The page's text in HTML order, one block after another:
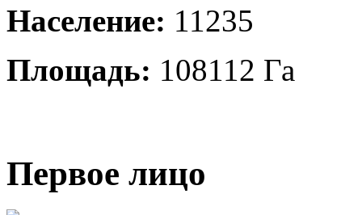
Население: 11235
Площадь: 108112 Га
Первое лицо